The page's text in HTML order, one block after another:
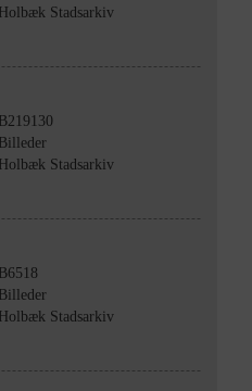
Holbæk Stadsarkiv
B219130
Billeder
Holbæk Stadsarkiv
B6518
Billeder
Holbæk Stadsarkiv